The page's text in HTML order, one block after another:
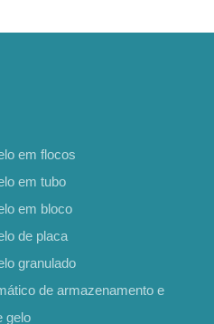
em flocos
em tubo
em bloco
de placa
granulado
de armazenamento e
gelo